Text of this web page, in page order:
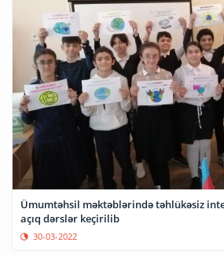
Ümumtəhsil məktəblərində təhlükəsiz
açıq dərslər keçirilib
30-03-2022